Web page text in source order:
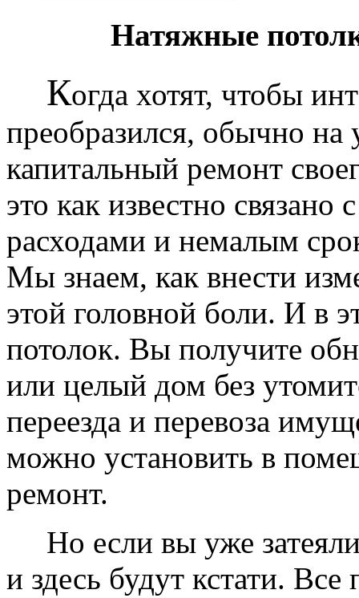
Натяжные
Когда хотят, чтобы
преобразился, обычно на
капитальный ремонт
это как известно
расходами и немалым
Мы знаем, как внести
этой головной боли. И в
потолок. Вы получите
или целый дом без
переезда и перевоза
можно установить в
ремонт.
Но если вы уже
и здесь будут кстати.